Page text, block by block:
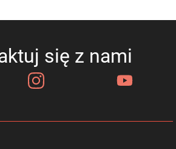
się z nami